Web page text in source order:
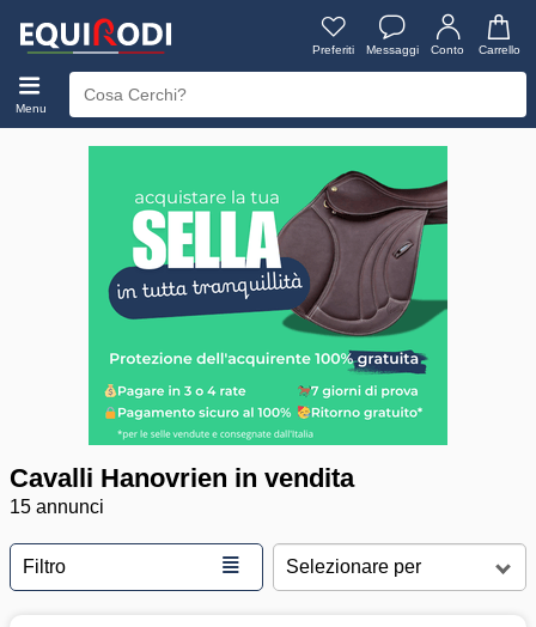
Preferiti Messaggi Conto Carrello
Menu
Cavalli Hanovrien in vendita
15 annunci
Filtro ≣